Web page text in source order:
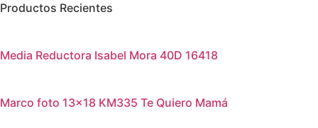
Productos Recientes
Media Reductora Isabel Mora 40D 16418
Marco foto 13×18 KM335 Te Quiero Mamá